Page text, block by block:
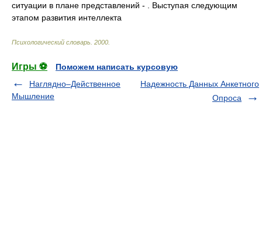
ситуации в плане представлений - . Выступая следующим
этапом развития интеллекта
Психологический словарь 2000
Игры ⚽
Поможем написать курсовую
Наглядно–Действенное
Мышление
Надежность Данных Анкетного
Опроса